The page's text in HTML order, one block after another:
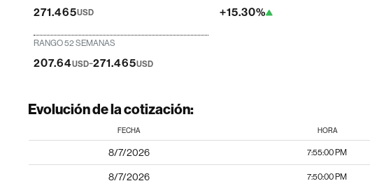
271.465USD +15.30%
RANGO 52 SEMANAS
207.64USD-271.465USD
Evolución de la cotización:
FECHA HORA
8/7/2026 7:55:00 PM
8/7/2026 7:50:00 PM